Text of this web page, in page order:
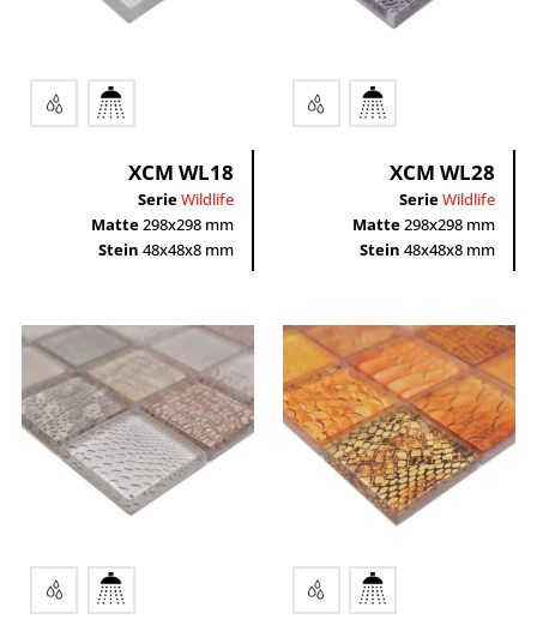
schwarz
XCM WL18
SerieWildlife
Matte298x298 mm
Stein 48x48x8 mm
XCM WL28
SerieWildlife
Matte298x298 mm
Stein 48x48x8 mm